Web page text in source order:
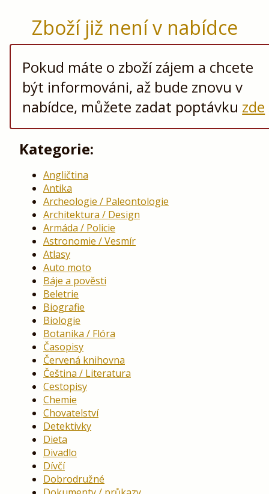
Zboží již není v nabídce
Pokud máte o zboží zájem a chcete
být informováni, až bude znovu v
nabídce, můžete zadat poptávku zde
Kategorie:
Angličtina
Antika
Archeologie / Paleontologie
Architektura / Design
Armáda / Policie
Astronomie / Vesmír
Atlasy
Auto moto
Báje a pověsti
Beletrie
Biografie
Biologie
Botanika / Flóra
Časopisy
Červená knihovna
Čeština / Literatura
Cestopisy
Chemie
Chovatelství
Detektivky
Dieta
Divadlo
Dívčí
Dobrodružné